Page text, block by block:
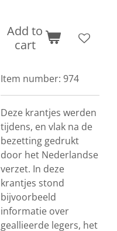
Add to
cart
Item number: 974
Deze krantjes werden
tijdens, en vlak na de
bezetting gedrukt
door het Nederlandse
verzet. In deze
krantjes stond
bijvoorbeeld
informatie over
geallieerde legers, het